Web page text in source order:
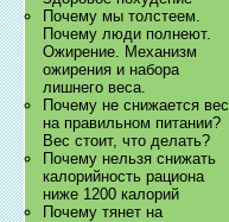
Почему мы толстеем.
Почему люди полнеют.
Ожирение. Механизм
ожирения и набора
лишнего веса.
Почему не снижается вес
на правильном питании?
Вес стоит, что делать?
Почему нельзя снижать
калорийность рациона
ниже 1200 калорий
Почему тянет на